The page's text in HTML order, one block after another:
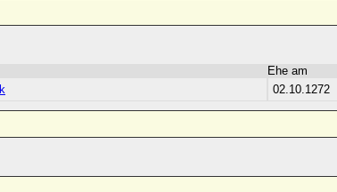
Ehe am
02.10.1272